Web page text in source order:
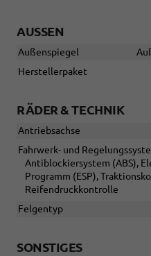
AUSSEN
Außenspiegel
Herstellerpaket
RÄDER & TECHNIK
Antriebsachse
Fahrwerk- und
Antiblockiersystem (ABS),
Programm (ESP),
Reifendruckkontrolle
Felgentyp
SONSTIGES